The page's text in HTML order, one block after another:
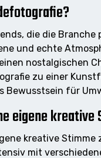
die die
und echte
nostalgischen
zu einer
Bewusstsein für
eigene kreative
kreative
mit